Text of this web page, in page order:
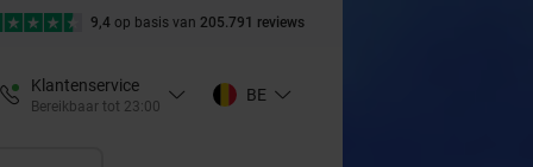
9,4 op basis van 205.791 reviews
Klantenservice
Bereikbaar tot 23:00
BE